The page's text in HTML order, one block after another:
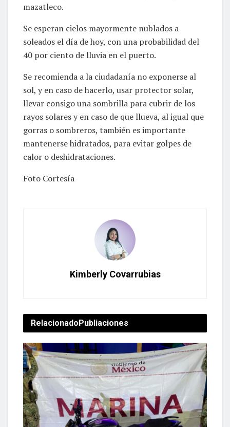
mazatleco.
Se esperan cielos mayormente nublados a
soleados el día de hoy, con una probabilidad del
40 por ciento de lluvia en el puerto.
Se recomienda a la ciudadanía no exponerse al
sol, y en caso de hacerlo, usar protector solar,
llevar consigo una sombrilla para cubrir de los
rayos solares y en caso de que llueva, al igual que
gorras o sombreros, también es importante
mantenerse hidratados, para evitar golpes de
calor o deshidrataciones.
Foto Cortesía
Kimberly Covarrubias
RelacionadoPubliaciones